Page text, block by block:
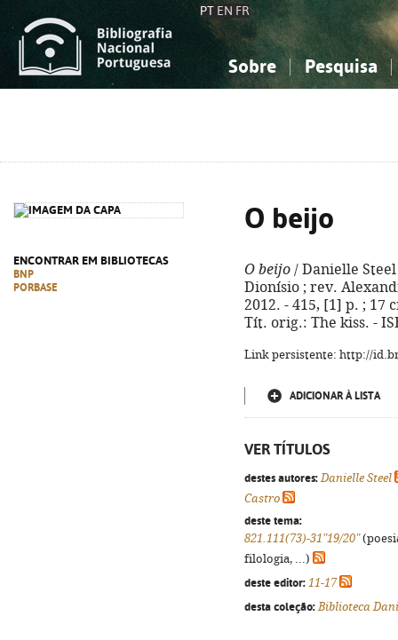
PT EN FR
Sobre Pesquisa
ENCONTRAR EM BIBLIOTECAS
BNP
PORBASE
O beijo
O beijo / Danielle
Dionísio ; rev.
2012. - 415, [1] p. ; 17
Tít. orig.: The kiss. -
Link persistente: http://
ADICIONAR À LISTA
VER TÍTULOS
destes autores: Danielle Steel
Castro
deste tema:
821.111(73)-31"19/20"
filologia, ...)
deste editor: 11-17
desta coleção: Biblioteca